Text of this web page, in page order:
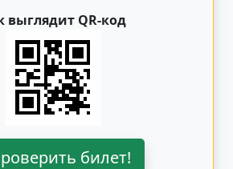
выглядит QR-код
билет!